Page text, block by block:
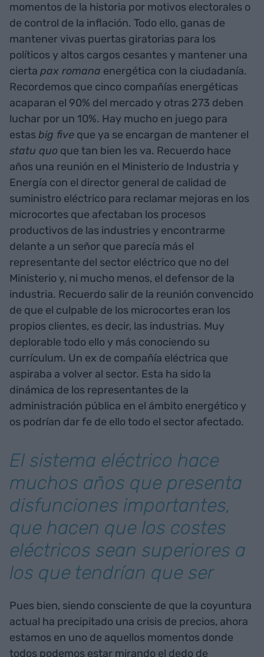
momentos de la historia por motivos electorales o
de control de la inflación. Todo ello, ganas de
mantener vivas puertas giratorias para los
políticos y altos cargos cesantes y mantener una
cierta pax romana energética con la ciudadanía.
Recordemos que cinco compañías energéticas
acaparan el 90% del mercado y otras 273 deben
luchar por un 10%. Hay mucho en juego para
estasbig five que ya se encargan de mantener el
statu quo que tan bien les va. Recuerdo hace
años una reunión en el Ministerio de Industria y
Energía con el director general de calidad de
suministro eléctrico para reclamar mejoras en los
microcortes que afectaban los procesos
productivos de las industries y encontrarme
delante a un señor que parecía más el
representante del sector eléctrico que no del
Ministerio y, ni mucho menos, el defensor de la
industria. Recuerdo salir de la reunión convencido
de que el culpable de los microcortes eran los
propios clientes, es decir, las industrias. Muy
deplorable todo ello y más conociendo su
currículum. Un ex de compañía eléctrica que
aspiraba a volver al sector. Esta ha sido la
dinámica de los representantes de la
administración pública en el ámbito energético y
os podrían dar fe de ello todo el sector afectado.
El sistema eléctrico hace
muchos años que presenta
disfunciones importantes,
que hacen que los costes
eléctricos sean superiores a
los que tendrían que ser
Pues bien, siendo consciente de que la coyuntura
actual ha precipitado una crisis de precios, ahora
estamos en uno de aquellos momentos donde
todos podemos estar mirando el dedo de